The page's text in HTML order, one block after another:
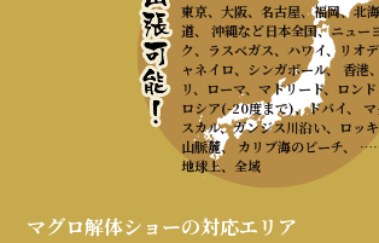
東京、大阪、名古屋、福岡、北海
道、 沖縄など日本全国、ニュー
ク、ラスベガス、ハワイ、リオ
ャネイロ、シンガポール、 香港
リ、ローマ、マドリード、ロンド
ロシア(-20度まで)、ドバイ、
スカル、ガンジス川沿い、ロッ
山脈麓、 カリブ海のビーチ、
地球上、全域
マグロ解体ショーの対応エリア